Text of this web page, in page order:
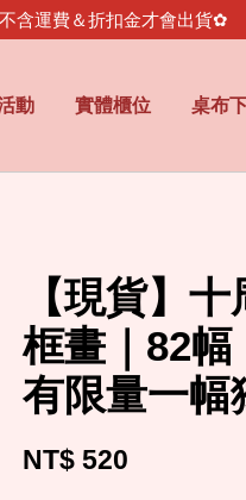
含運費＆折扣金才會出貨✿
動 實體櫃位 桌布
【現貨】
框畫｜82
有限量一幅
NT$ 520